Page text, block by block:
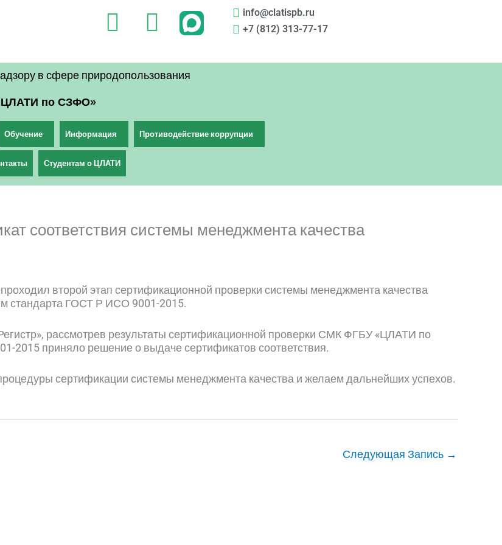
V
T
l
g
r
m
info@clatispb.ru
+7 (812) 313-77-17
в сфере природопользования
по СЗФО»
Обучение Информация Противодействие коррупции
Студентам о ЦЛАТИ
соответствия системы менеджмента качества
второй этап сертификационной проверки системы менеджмента качества
стандарта ГОСТ Р ИСО 9001-2015.
рассмотрев результаты сертификационной проверки СМК ФГБУ «ЦЛАТИ по
приняло решение о выдаче сертификатов соответствия.
сертификации системы менеджмента качества и желаем дальнейших успехов.
Следующая Запись →